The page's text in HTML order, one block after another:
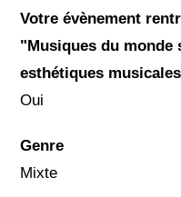
Votre évènement
"Musiques du monde
esthétiques
Oui
Genre
Mixte